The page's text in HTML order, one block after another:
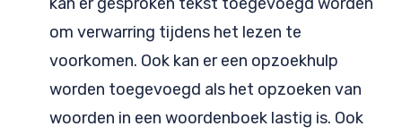
om verwarring tijdens het lezen te
voorkomen. Ook kan er een opzoekhulp
worden toegevoegd als het opzoeken van
woorden in een woordenboek lastig is. Ook